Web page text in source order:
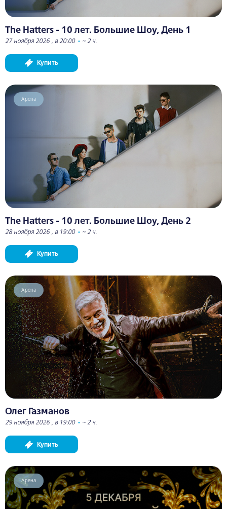
The Hatters - 10 лет. Большие Шоу, День 1
27 ноября 2026 , в 20:00 • ~ 2 ч.
Купить
Арена
The Hatters - 10 лет. Большие Шоу, День 2
28 ноября 2026 , в 19:00 • ~ 2 ч.
Купить
Арена
Олег Газманов
29 ноября 2026 , в 19:00 • ~ 2 ч.
Купить
Арена